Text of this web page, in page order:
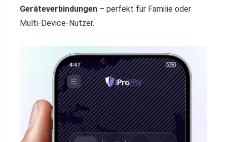
Geräteverbindungen – perfekt für Familie oder
Multi-Device-Nutzer.